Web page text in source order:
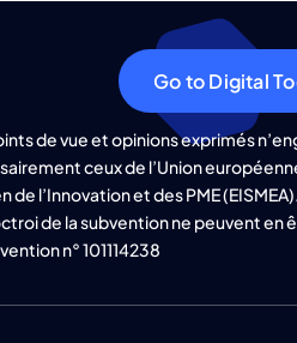
Go to Digital
de vue et opinions exprimés
ceux de l’Union
l’Innovation et des PME
de la subvention ne peuvent en
n° 101114238